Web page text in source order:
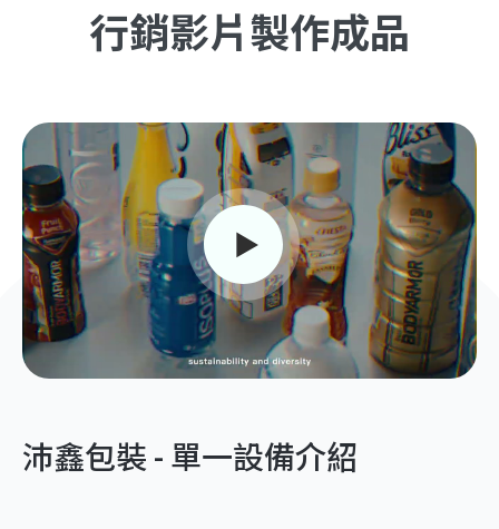
行銷影片製作成品
沛鑫包裝 - 單一設備介紹